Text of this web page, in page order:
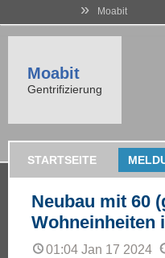
» Moabit
Moabit
Gentrifizierung
STARTSEITE
Neubau mit 60
Wohneinheiten
01:04 Jan 17 2024